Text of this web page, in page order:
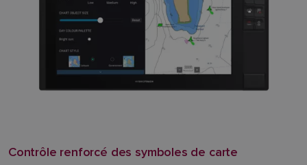
Contrôle renforcé des symboles de carte